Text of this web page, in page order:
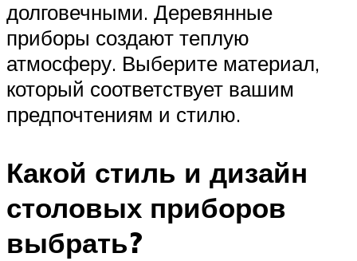
долговечными. Деревянные
приборы создают теплую
атмосферу. Выберите материал,
который соответствует вашим
предпочтениям и стилю.
Какой стиль и дизайн
столовых приборов
выбрать?